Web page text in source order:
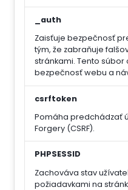
_auth
Zaisťuje bezpečnosť
tým, že zabraňuje
stránkami. Tento
bezpečnosť webu a
csrftoken
Pomáha predchádzať
Forgery (CSRF).
PHPSESSID
Zachováva stav
požiadavkami na